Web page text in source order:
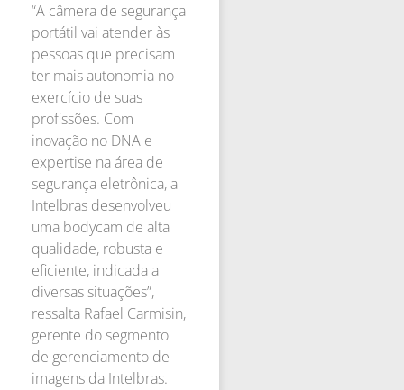
“A câmera de segurança
portátil vai atender às
pessoas que precisam
ter mais autonomia no
exercício de suas
profissões. Com
inovação no DNA e
expertise na área de
segurança eletrônica, a
Intelbras desenvolveu
uma bodycam de alta
qualidade, robusta e
eficiente, indicada a
diversas situações”,
ressalta Rafael Carmisin,
gerente do segmento
de gerenciamento de
imagens da Intelbras.